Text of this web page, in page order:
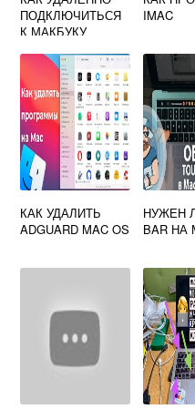
ПОДКЛЮЧИТЬСЯ
К МАКБУКУ
IMAC
КАК УДАЛИТЬ
ADGUARD MAC OS
НУЖЕН
BAR НА